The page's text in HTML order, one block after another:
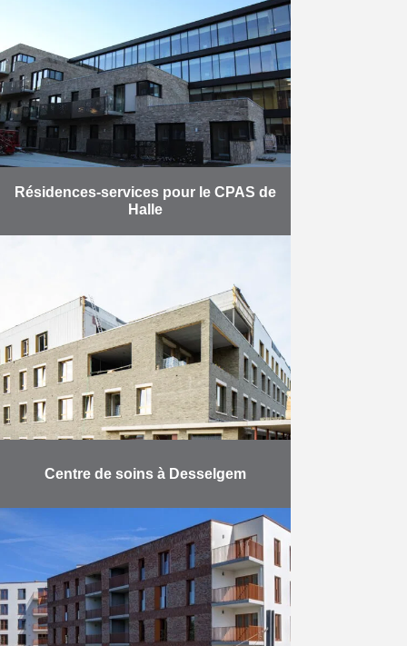
généraux et les premiers
appartements du projet De
Branding ont été réceptionnés en
…
En savoir plus
Résidences-services pour le CPAS de
Halle
souterrain d’une capacité de 68
voitures pour le CPAS de Halle.
Une terrasse destinée aux
personnes atteintes …
En savoir plus
Centre de soins à Desselgem
À quelques pas du centre de
Desselgem, la réception provisoire
de l’hôtel résidentiel et de soins
Aurélys s’est déroulée fin
septembre. Le bâtiment compte 92
…